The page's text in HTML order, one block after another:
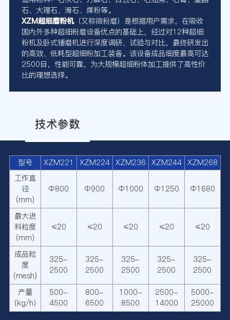
石、大理石、滑石、煤粉等。
XZM超细磨粉机（又称微粉磨）是根据用户需求，在吸收
国内外多种超细粉磨设备优点的基础上，经过对12种超细
粉机及卧式锤磨机进行深度调研、试验与对比，最终研发出
的高效、低耗型超细粉加工装备。该设备成品细度最高可达
2500目，性能可靠，为大规模超细粉体加工提供了高性价
比的理想选择。
技术参数
型号 XZM221 XZM224 XZM236 XZM244 XZM268
工作直
径
(mm)
Φ800 Φ900 Φ1000 Φ1250 Φ1680
最大进
料粒度
(mm)
≤20 ≤20 ≤20 ≤20 ≤20
成品粒
度
(mesh)
325-
2500
325-
2500
325-
2500
325-
2500
325-
2500
产量
(kg/h)
500-
4500
800-
6500
1000-
8500
2500-
14000
5000-
25000